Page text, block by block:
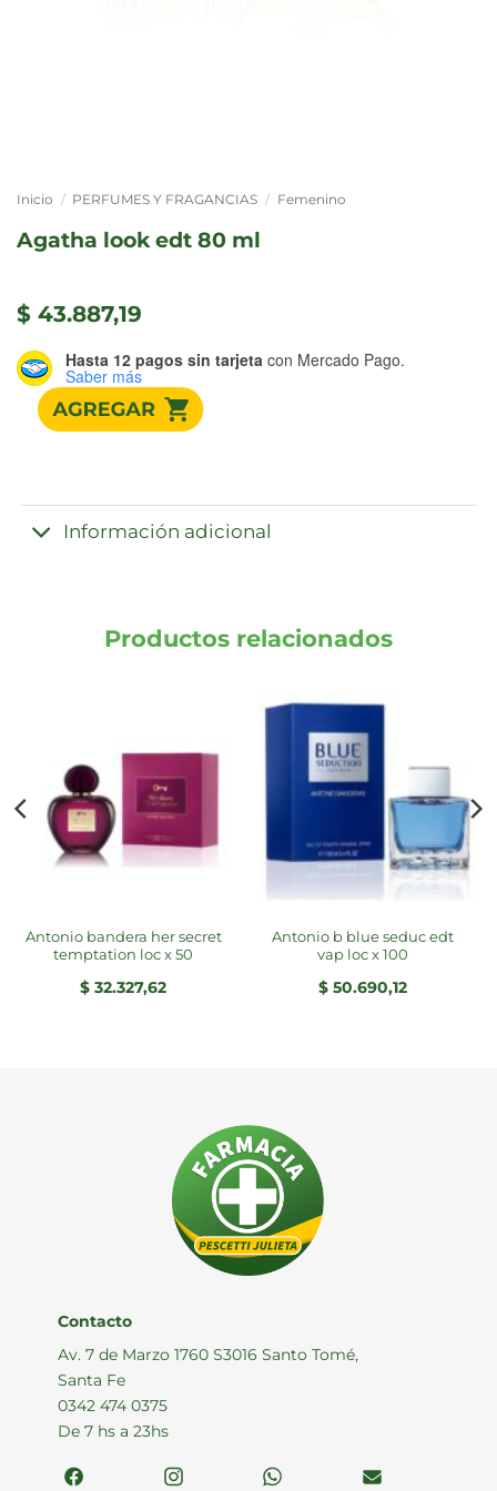
Inicio / PERFUMES Y FRAGANCIAS / Femenino
agatha look edt 80 ml
$ 43.887,19
Hasta 12 pagos sin tarjeta con Mercado Pago.
Saber más
Información adicional
Productos relacionados
antonio bandera her secret
temptation loc x 50
$ 32.327,62
antonio b blue seduc edt
vap loc x 100
$50.690,12
Contacto
Av. 7 de Marzo 1760 S3016 Santo Tomé,
Santa Fe
0342 474 0375
De 7 hs a 23hs